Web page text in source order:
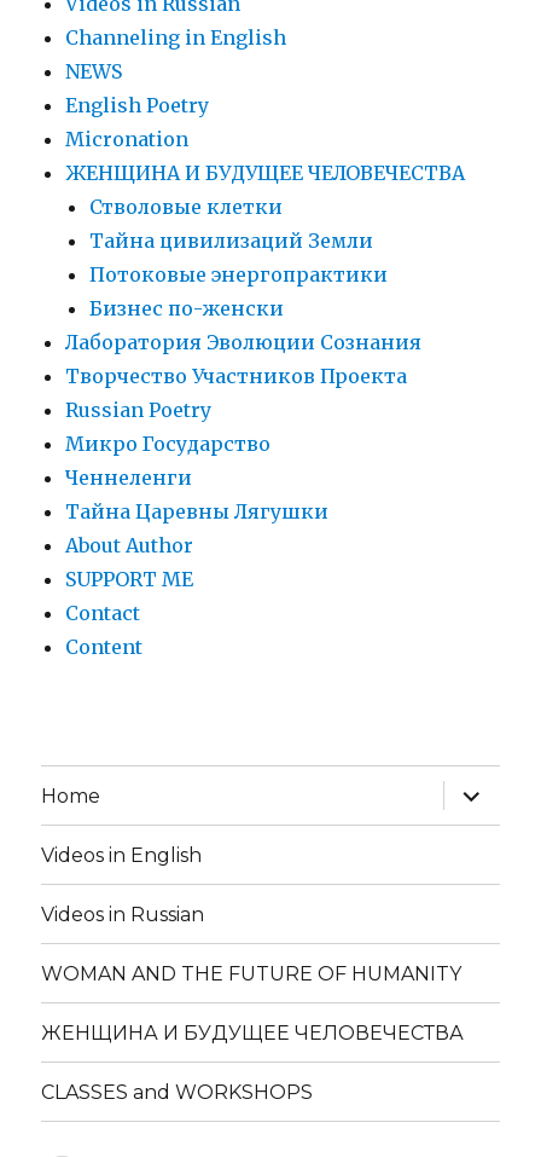
Сhanneling in English
NEWS
English Poetry
Micronation
ЖЕНЩИНА И БУДУЩЕЕ ЧЕЛОВЕЧЕСТВА
Стволовые клетки
Тайна цивилизаций Земли
Потоковые энергопрактики
Бизнес по-женски
Лаборатория Эволюции Сознания
Творчество Участников Проекта
Russian Poetry
Микро Государство
Ченнеленги
Тайна Царевны Лягушки
About Author
SUPPORT ME
Contact
Content
Home
expand
child
menu
Videos in English
Videos in Russian
WOMAN AND THE FUTURE OF HUMANITY
ЖЕНЩИНА И БУДУЩЕЕ ЧЕЛОВЕЧЕСТВА
CLASSES and WORKSHOPS